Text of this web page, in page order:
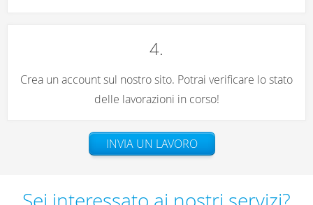
4.
Crea un account sul nostro sito. Potrai verificare lo stato
delle lavorazioni in corso!
INVIA UN LAVORO